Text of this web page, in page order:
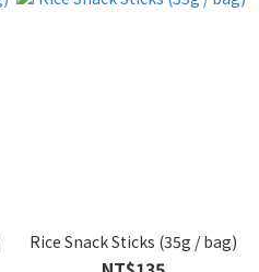
Rice Snack Sticks (35g / bag)